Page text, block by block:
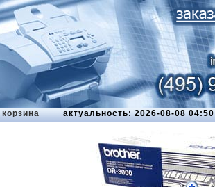
корзина актуальность: 2026-08-08 04:50